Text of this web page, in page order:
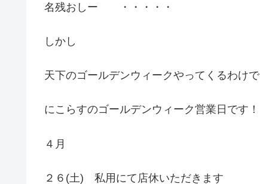
名残おしー ・・・・・
しかし
天下のゴールデンウィークやってくるわけで
にこらすのゴールデンウィーク営業日です！
４月
２６(土) 私用にて店休いただきます